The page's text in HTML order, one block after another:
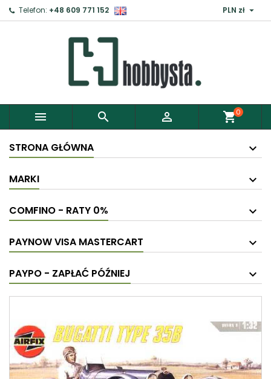
Telefon: +48 609 771 152 PLN zł 
   shopping_cart0
STRONA GŁÓWNA
MARKI
COMFINO - RATY 0%
PAYNOW VISA MASTERCART
PAYPO - ZAPŁAĆ PÓŹNIEJ